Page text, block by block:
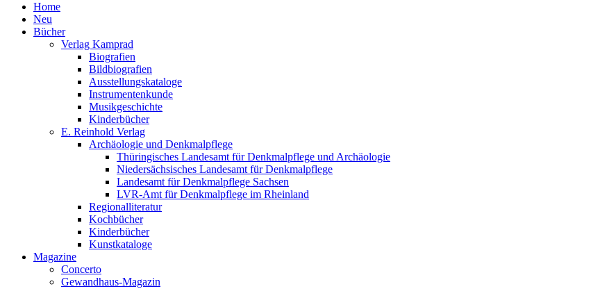
Home
Neu
Bücher
Verlag Kamprad
Biografien
Bildbiografien
Ausstellungskataloge
Instrumentenkunde
Musikgeschichte
Kinderbücher
E. Reinhold Verlag
Archäologie und Denkmalpflege
Thüringisches Landesamt für Denkmalpflege und Archäologie
Niedersächsisches Landesamt für Denkmalpflege
Landesamt für Denkmalpflege Sachsen
LVR-Amt für Denkmalpflege im Rheinland
Regionalliteratur
Kochbücher
Kinderbücher
Kunstkataloge
Magazine
Concerto
Gewandhaus-Magazin